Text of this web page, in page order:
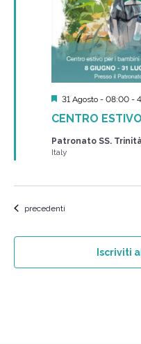
CENTRO
Segnalati
31 Agosto - 08:00-
Patronato SS. Trinità
Italy
Eventi
precedenti
Iscriviti